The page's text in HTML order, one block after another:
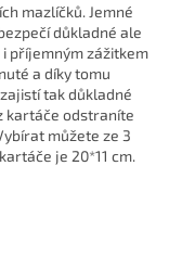
mazlíčků. Jemné
důkladné ale
příjemným zážitkem
a díky tomu
tak důkladné
kartáče odstraníte
můžete ze 3
je 20*11 cm.